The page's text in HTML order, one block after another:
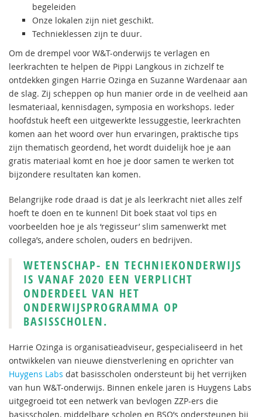
begeleiden
Onze lokalen zijn niet geschikt.
Technieklessen zijn te duur.
Om de drempel voor W&T-onderwijs te verlagen en
leerkrachten te helpen de Pippi Langkous in zichzelf te
ontdekken gingen Harrie Ozinga en Suzanne Wardenaar aan
de slag. Zij scheppen op hun manier orde in de veelheid aan
lesmateriaal, kennisdagen, symposia en workshops. Ieder
hoofdstuk heeft een uitgewerkte lessuggestie, leerkrachten
komen aan het woord over hun ervaringen, praktische tips
zijn thematisch geordend, het wordt duidelijk hoe je aan
gratis materiaal komt en hoe je door samen te werken tot
bijzondere resultaten kan komen.
Belangrijke rode draad is dat je als leerkracht niet alles zelf
hoeft te doen en te kunnen! Dit boek staat vol tips en
voorbeelden hoe je als ‘regisseur’ slim samenwerkt met
collega’s, andere scholen, ouders en bedrijven.
WETENSCHAP- EN TECHNIEKONDERWIJS
IS VANAF 2020 EEN VERPLICHT
ONDERDEEL VAN HET
ONDERWIJSPROGRAMMA OP
BASISSCHOLEN.
Harrie Ozinga is organisatieadviseur, gespecialiseerd in het
ontwikkelen van nieuwe dienstverlening en oprichter van
Huygens Labs dat basisscholen ondersteunt bij het verrijken
van hun W&T-onderwijs. Binnen enkele jaren is Huygens Labs
uitgegroeid tot een netwerk van bevlogen ZZP-ers die
basisscholen, middelbare scholen en BSO’s ondersteunen bij